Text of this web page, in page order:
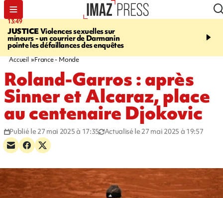
13:49
JUSTICEViolences sexuelles sur
mineurs - un courrier de Darmanin
pointe les défaillances des enquêtes
17:59
Corniche - la route du
Accueil France - Monde
Roland-Garros : après
Sinner et Alcaraz, place
au centenaire Djokovic
Publié le 27 mai 2025 à 17:35 Actualisé le 27 mai 2025 à 19:57